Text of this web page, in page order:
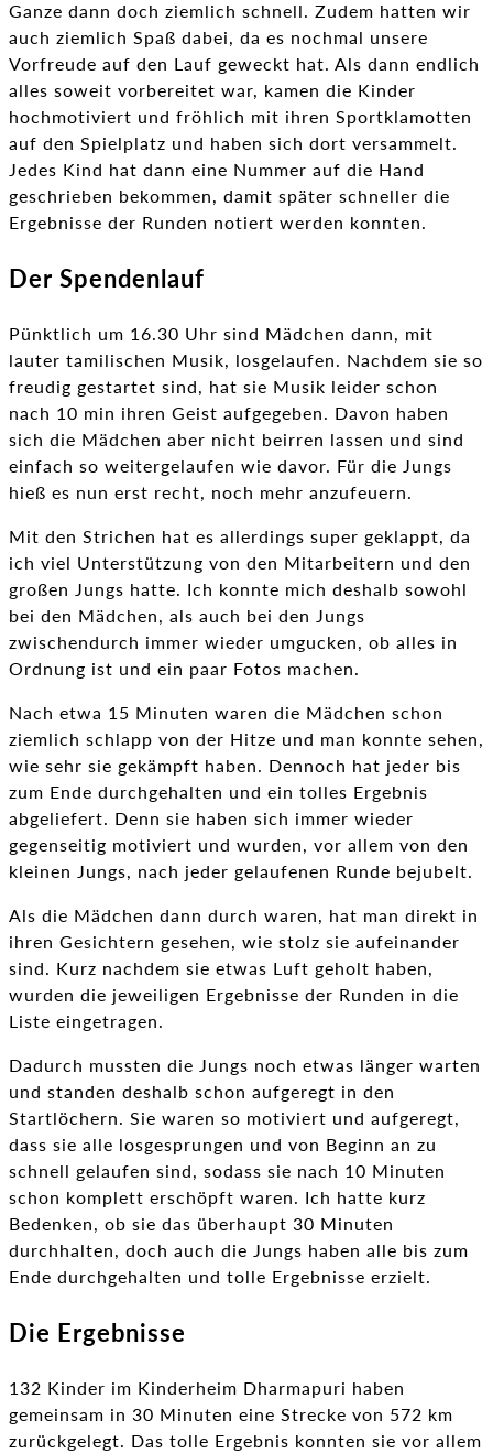
Ganze dann doch ziemlich schnell. Zudem hatten wir
auch ziemlich Spaß dabei, da es nochmal unsere
Vorfreude auf den Lauf geweckt hat. Als dann endlich
alles soweit vorbereitet war, kamen die Kinder
hochmotiviert und fröhlich mit ihren Sportklamotten
auf den Spielplatz und haben sich dort versammelt.
Jedes Kind hat dann eine Nummer auf die Hand
geschrieben bekommen, damit später schneller die
Ergebnisse der Runden notiert werden konnten.
Der Spendenlauf
Pünktlich um 16.30 Uhr sind Mädchen dann, mit
lauter tamilischen Musik, losgelaufen. Nachdem sie so
freudig gestartet sind, hat sie Musik leider schon
nach 10 min ihren Geist aufgegeben. Davon haben
sich die Mädchen aber nicht beirren lassen und sind
einfach so weitergelaufen wie davor. Für die Jungs
hieß es nun erst recht, noch mehr anzufeuern.
Mit den Strichen hat es allerdings super geklappt, da
ich viel Unterstützung von den Mitarbeitern und den
großen Jungs hatte. Ich konnte mich deshalb sowohl
bei den Mädchen, als auch bei den Jungs
zwischendurch immer wieder umgucken, ob alles in
Ordnung ist und ein paar Fotos machen.
Nach etwa 15 Minuten waren die Mädchen schon
ziemlich schlapp von der Hitze und man konnte sehen,
wie sehr sie gekämpft haben. Dennoch hat jeder bis
zum Ende durchgehalten und ein tolles Ergebnis
abgeliefert. Denn sie haben sich immer wieder
gegenseitig motiviert und wurden, vor allem von den
kleinen Jungs, nach jeder gelaufenen Runde bejubelt.
Als die Mädchen dann durch waren, hat man direkt in
ihren Gesichtern gesehen, wie stolz sie aufeinander
sind. Kurz nachdem sie etwas Luft geholt haben,
wurden die jeweiligen Ergebnisse der Runden in die
Liste eingetragen.
Dadurch mussten die Jungs noch etwas länger warten
und standen deshalb schon aufgeregt in den
Startlöchern. Sie waren so motiviert und aufgeregt,
dass sie alle losgesprungen und von Beginn an zu
schnell gelaufen sind, sodass sie nach 10 Minuten
schon komplett erschöpft waren. Ich hatte kurz
Bedenken, ob sie das überhaupt 30 Minuten
durchhalten, doch auch die Jungs haben alle bis zum
Ende durchgehalten und tolle Ergebnisse erzielt.
Die Ergebnisse
132 Kinder im Kinderheim Dharmapuri haben
gemeinsam in 30 Minuten eine Strecke von 572 km
zurückgelegt. Das tolle Ergebnis konnten sie vor allem